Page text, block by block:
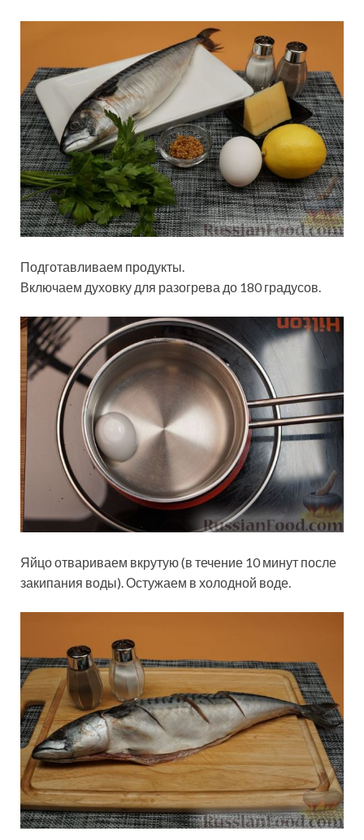
Подготавливаем продукты.
Включаем духовку для разогрева до 180 градусов.
Яйцо отвариваем вкрутую (в течение 10 минут после
закипания воды). Остужаем в холодной воде.